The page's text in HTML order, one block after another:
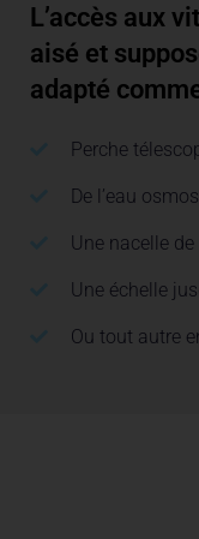
L’accès aux
aisé et
adapté
Perche
De l’eau
Une nacelle
Une échelle
Ou tout autre